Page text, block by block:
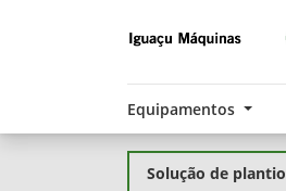
Equipamentos
Solução de plantio